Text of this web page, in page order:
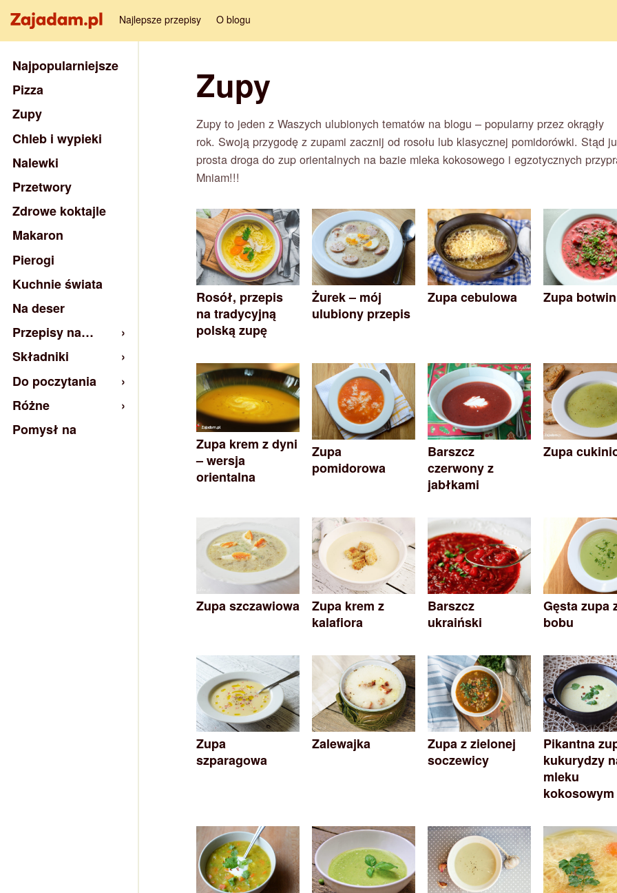
Najlepsze przepisy O blogu
Zupy
Zupy to jeden z Waszych ulubionych tematów na blogu – popularny przez okrągły
rok. Swoją przygodę z zupami zacznij od rosołu lub klasycznej pomidorówki. Stąd
prosta droga do zup orientalnych na bazie mleka kokosowego i egzotycznych
Mniam!!!
Rosół, przepis
na tradycyjną
polską zupę
Żurek – mój
ulubiony przepis
Zupa cebulowa Zupa
Zupa krem z dyni
– wersja
orientalna
Zupa
pomidorowa
Barszcz
czerwony z
jabłkami
Zupa
Zupa szczawiowa
Zupa krem z
kalafiora
Barszcz
ukraiński
Gęsta zupa
bobu
Zupa
szparagowa
Zalewajka
Zupa z zielonej
soczewicy
Pikantna
kukurydzy
mleku
kokosowym
Najpopularniejsze
Pizza
Zupy
Chleb i wypieki
Nalewki
Przetwory
Zdrowe koktajle
Makaron
Pierogi
Kuchnie świata
Na deser
Przepisy na…
Składniki
Do poczytania
Różne
Pomysł na